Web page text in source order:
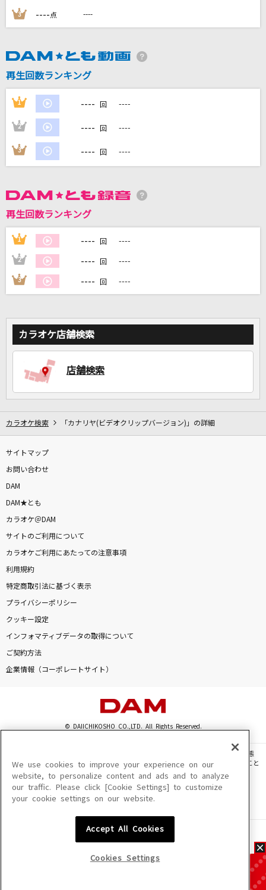
カラオケ最新情報をチェック！
DAMに会員登録・ログインして
自宅でカラオケ歌い放題！
家族や友達と一緒に！練習にも！
3 ----点 ----
再生回数ランキング
1 ---- 回 ----
2 ---- 回 ----
3 ---- 回 ----
再生回数ランキング
1 ---- 回 ----
2 ---- 回 ----
3 ---- 回 ----
カラオケ店舗検索
店舗検索
カラオケ検索 「カナリヤ(ビデオクリップバージョン)」の詳細
サイトマップ
お問い合わせ
DAM
DAM★とも
カラオケ＠DAM
サイトのご利用について
カラオケご利用にあたっての注意事項
利用規約
特定商取引法に基づく表示
プライバシーポリシー
クッキー設定
インフォマティブデータの取得について
ご契約方法
企業情報（コーポレートサイト）
© DAIICHIKOSHO CO.,LTD. All Rights Reserved.
このサイトに掲載されている一切の文章・画像・写真・動画・音声等を、手段や形態
を問わず、著作権法の定める範囲を超えて無断で複製、転載、ファイル化などすること
を禁じます。
楽曲及びコンテンツは、機種によりご利用いただけない場合があります。
楽曲及びコンテンツの配信日、配信内容が変更になる場合があります。
We use cookies to improve your experience on our
website, to personalize content and ads and to analyze
our traffic. Please click [Cookie Settings] to customize
your cookie settings on our website.
Accept All Cookies
Cookies Settings